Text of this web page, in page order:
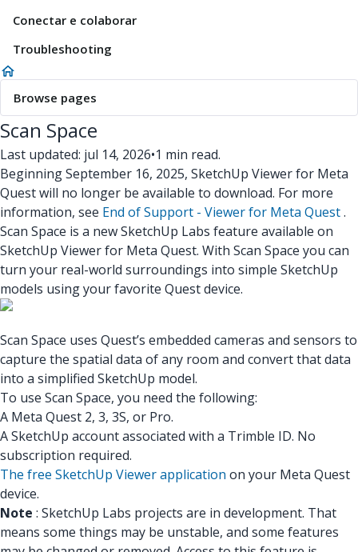
Conectar e colaborar
Troubleshooting
Browse pages
Scan Space
Last updated: jul 14, 2026•1 min read.
Beginning September 16, 2025, SketchUp Viewer for Meta
Quest will no longer be available to download. For more
information, see End of Support - Viewer for Meta Quest.
Scan Space is a new SketchUp Labs feature available on
SketchUp Viewer for Meta Quest. With Scan Space you can
turn your real-world surroundings into simple SketchUp
models using your favorite Quest device.
Scan Space uses Quest’s embedded cameras and sensors to
capture the spatial data of any room and convert that data
into a simplified SketchUp model.
To use Scan Space, you need the following:
A Meta Quest 2, 3, 3S, or Pro.
A SketchUp account associated with a Trimble ID. No
subscription required.
The free SketchUp Viewer application on your Meta Quest
device.
Note : SketchUp Labs projects are in development. That
means some things may be unstable, and some features